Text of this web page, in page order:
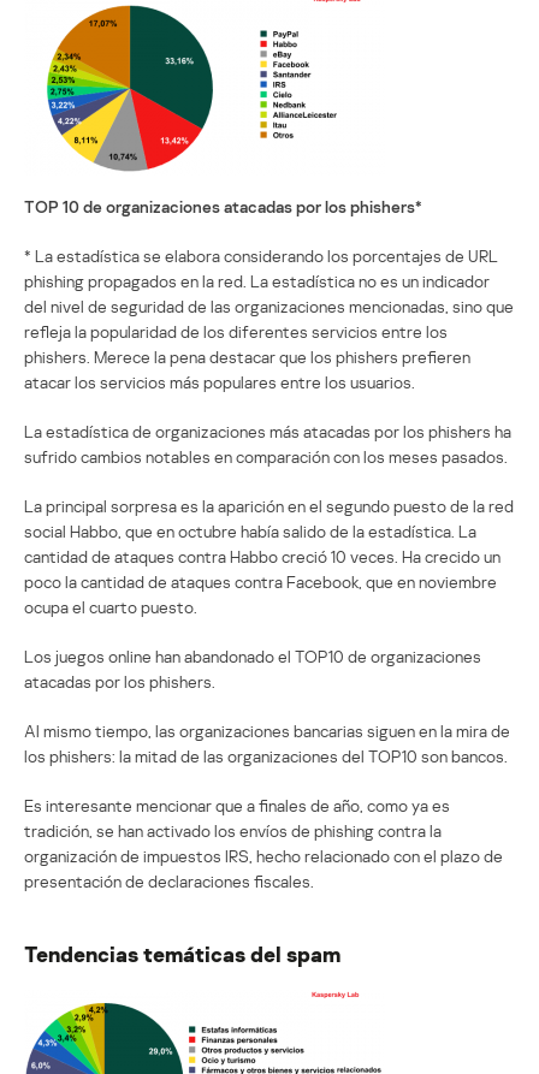
TOP 10 de organizaciones atacadas por los phishers*
* La estadística se elabora considerando los porcentajes de URL
phishing propagados en la red. La estadística no es un indicador
del nivel de seguridad de las organizaciones mencionadas, sino que
refleja la popularidad de los diferentes servicios entre los
phishers. Merece la pena destacar que los phishers prefieren
atacar los servicios más populares entre los usuarios.
La estadística de organizaciones más atacadas por los phishers ha
sufrido cambios notables en comparación con los meses pasados.
La principal sorpresa es la aparición en el segundo puesto de la red
social Habbo, que en octubre había salido de la estadística. La
cantidad de ataques contra Habbo creció 10 veces. Ha crecido un
poco la cantidad de ataques contra Facebook, que en noviembre
ocupa el cuarto puesto.
Los juegos online han abandonado el TOP10 de organizaciones
atacadas por los phishers.
Al mismo tiempo, las organizaciones bancarias siguen en la mira de
los phishers: la mitad de las organizaciones del TOP10 son bancos.
Es interesante mencionar que a finales de año, como ya es
tradición, se han activado los envíos de phishing contra la
organización de impuestos IRS, hecho relacionado con el plazo de
presentación de declaraciones fiscales.
Tendencias temáticas del spam